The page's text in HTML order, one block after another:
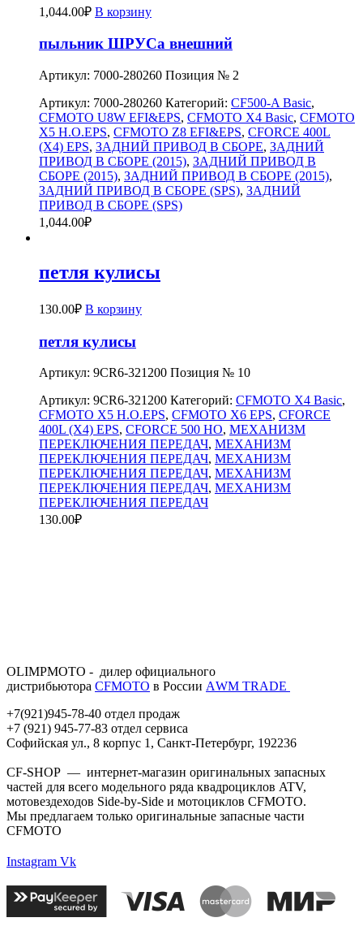
1,044.00₽ В корзину
пыльник ШРУСа внешний
Артикул: 7000-280260 Позиция № 2
Артикул: 7000-280260 Категорий: CF500-A Basic,
CFMOTO U8W EFI&EPS, CFMOTO X4 Basic, CFMOTO
X5 H.O.EPS, CFMOTO Z8 EFI&EPS, CFORCE 400L
(X4) EPS, ЗАДНИЙ ПРИВОД В СБОРЕ, ЗАДНИЙ
ПРИВОД В СБОРЕ (2015), ЗАДНИЙ ПРИВОД В
СБОРЕ (2015), ЗАДНИЙ ПРИВОД В СБОРЕ (2015),
ЗАДНИЙ ПРИВОД В СБОРЕ (SPS), ЗАДНИЙ
ПРИВОД В СБОРЕ (SPS)
1,044.00₽
петля кулисы
130.00₽ В корзину
петля кулисы
Артикул: 9CR6-321200 Позиция № 10
Артикул: 9CR6-321200 Категорий: CFMOTO X4 Basic,
CFMOTO X5 H.O.EPS, CFMOTO X6 EPS, CFORCE
400L (X4) EPS, CFORCE 500 HO, МЕХАНИЗМ
ПЕРЕКЛЮЧЕНИЯ ПЕРЕДАЧ, МЕХАНИЗМ
ПЕРЕКЛЮЧЕНИЯ ПЕРЕДАЧ, МЕХАНИЗМ
ПЕРЕКЛЮЧЕНИЯ ПЕРЕДАЧ, МЕХАНИЗМ
ПЕРЕКЛЮЧЕНИЯ ПЕРЕДАЧ, МЕХАНИЗМ
ПЕРЕКЛЮЧЕНИЯ ПЕРЕДАЧ
130.00₽
OLIMPMOTO - дилер официального
дистрибьютора CFMOTO в России АWМ TRADE
+7(921)945-78-40 отдел продаж
+7 (921) 945-77-83 отдел сервиса
Софийская ул., 8 корпус 1, Санкт-Петербург, 192236
CF-SHOP — интернет-магазин оригинальных запасных
частей для всего модельного ряда квадроциклов ATV,
мотовездеходов Side-by-Side и мотоциклов CFMOTO.
Мы предлагаем только оригинальные запасные части
CFMOTO
Instagram Vk